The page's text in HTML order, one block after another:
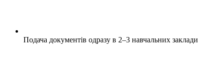
Подача документів одразу в 2–3 навчальних заклади